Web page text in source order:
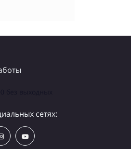
сетях: